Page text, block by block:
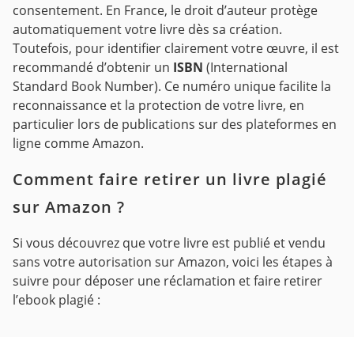
consentement. En France, le droit d’auteur protège
automatiquement votre livre dès sa création.
Toutefois, pour identifier clairement votre œuvre, il est
recommandé d’obtenir un ISBN (International
Standard Book Number). Ce numéro unique facilite la
reconnaissance et la protection de votre livre, en
particulier lors de publications sur des plateformes en
ligne comme Amazon.
Comment faire retirer un livre plagié
sur Amazon ?
Si vous découvrez que votre livre est publié et vendu
sans votre autorisation sur Amazon, voici les étapes à
suivre pour déposer une réclamation et faire retirer
l’ebook plagié :